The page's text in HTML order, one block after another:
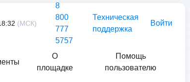
(МСК)
8
800
777
5757
Техническая
поддержка
Войти
О
площадке
Помощь
пользователю